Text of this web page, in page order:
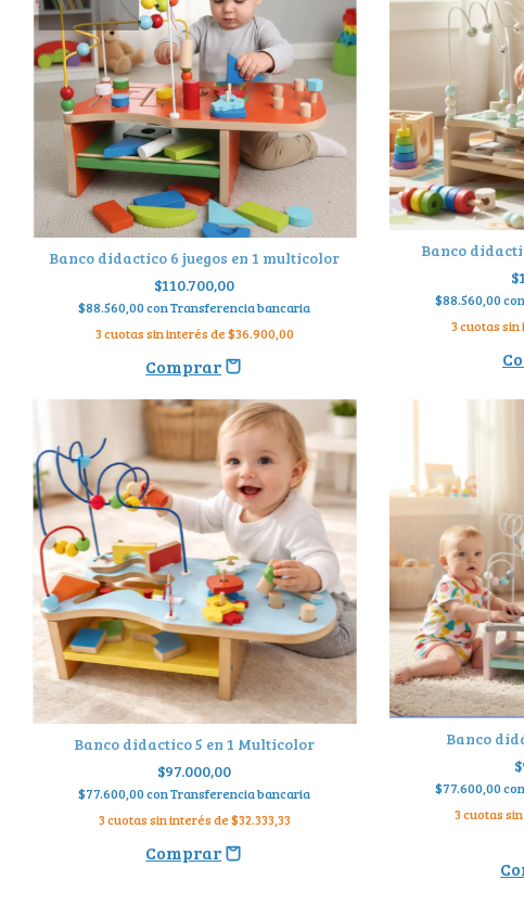
Banco didactico 6 juegos en 1 multicolor
$110.700,00
$88.560,00conTransferencia bancaria
3cuotas sin interés de$36.900,00
Banco
$88.560,00con
3 cuotas
Banco didactico 5 en 1 Multicolor
$97.000,00
$77.600,00conTransferencia bancaria
3cuotas sin interés de$32.333,33
Banco
$77.600,00con
3 cuotas